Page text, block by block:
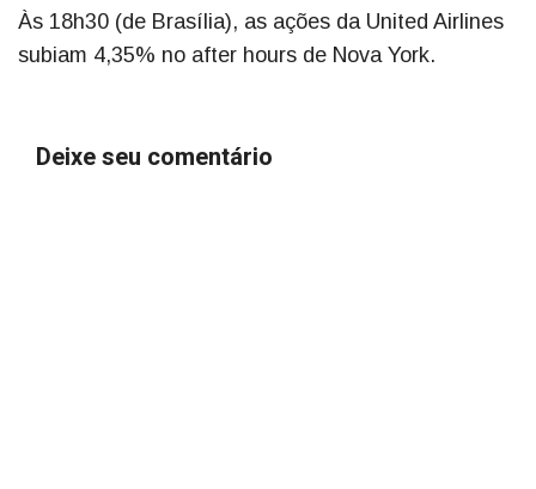
Às 18h30 (de Brasília), as ações da United Airlines
subiam 4,35% no after hours de Nova York.
Deixe seu comentário